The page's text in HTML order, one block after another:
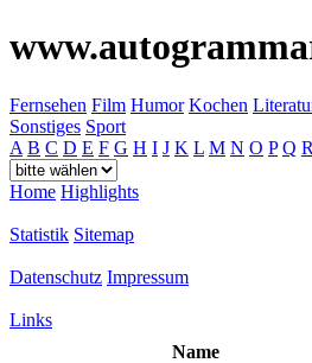
Fernsehen Film Humor Kochen
Sonstiges Sport
A B C D E F G H I J K L M N O P Q R
Home Highlights
Statistik Sitemap
Datenschutz Impressum
Links
Name